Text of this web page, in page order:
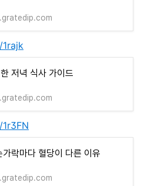
저녁 식사 가이드
가락마다 혈당이 다른 이유